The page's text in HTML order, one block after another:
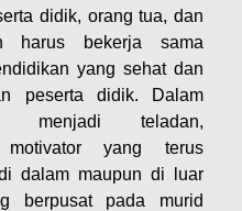
didik, orang tua, dan
harus bekerja sama
yang sehat dan
peserta didik. Dalam
menjadi teladan,
motivator yang terus
dalam maupun di luar
berpusat pada murid